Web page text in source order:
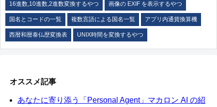
16進数,10進数,2進数変換するやつ 画像の EXIF を表示するやつ
国名とコードの一覧 複数言語による国名一覧 アプリ内通貨換算機
西暦和暦泰仏歴変換表 UNIX時間を変換するやつ
オススメ記事
あなたに寄り添う「Personal Agent」マカロン AI の紹